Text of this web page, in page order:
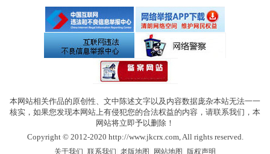
本网站相关作品的原创性、文中陈述文字以及内容数据庞杂本站无法一一
核实，如果您发现本网站上有侵犯您的合法权益的内容，请联系我们，本
网站将立即予以删除！
Copyright © 2012-2020 http://www.jkcrx.com, All rights reserved.
关于我们 联系我们 老版地图 网站地图 版权声明